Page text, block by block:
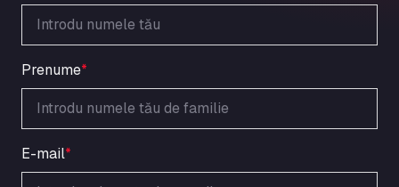
ARAL Tankstelle - XXL Truckwash.de
Obernburger Str. 127, 63811
Ardleigh South Services
a120 westbound, CO77SL
Area 47 Hermanos Rico
Autovia A4 km 47, 28300
Prenume*
E-mail*